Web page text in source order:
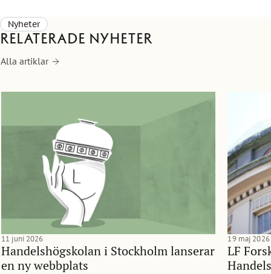
Nyheter
Relaterade nyheter
Alla artiklar
Handelshögskolan i Stockholm lanserar
en ny webbplats
11 juni 2026
LF
19 maj 2026